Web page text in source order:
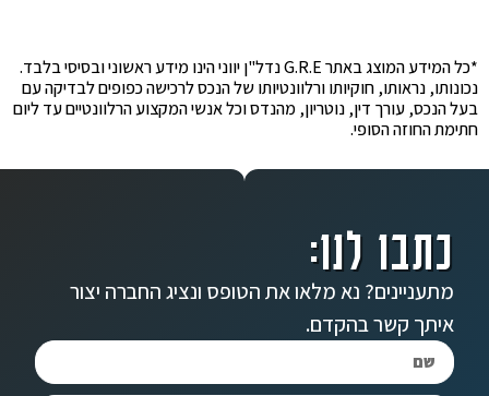
*כל המידע המוצג באתר G.R.E נדל"ן יווני הינו מידע ראשוני ובסיסי בלבד.
נכונותו, נראותו, חוקיותו ורלוונטיותו של הנכס לרכישה כפופים לבדיקה עם
בעל הנכס, עורך דין, נוטריון, מהנדס וכל אנשי המקצוע הרלוונטיים עד ליום
חתימת החוזה הסופי.
כתבו לנו:
מתעניינים? נא מלאו את הטופס ונציג החברה יצור
איתך קשר בהקדם.